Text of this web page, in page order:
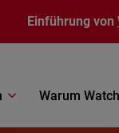
Einführung von
Warum